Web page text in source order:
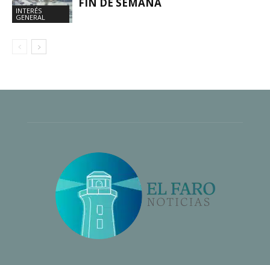
INTERÉS
GENERAL